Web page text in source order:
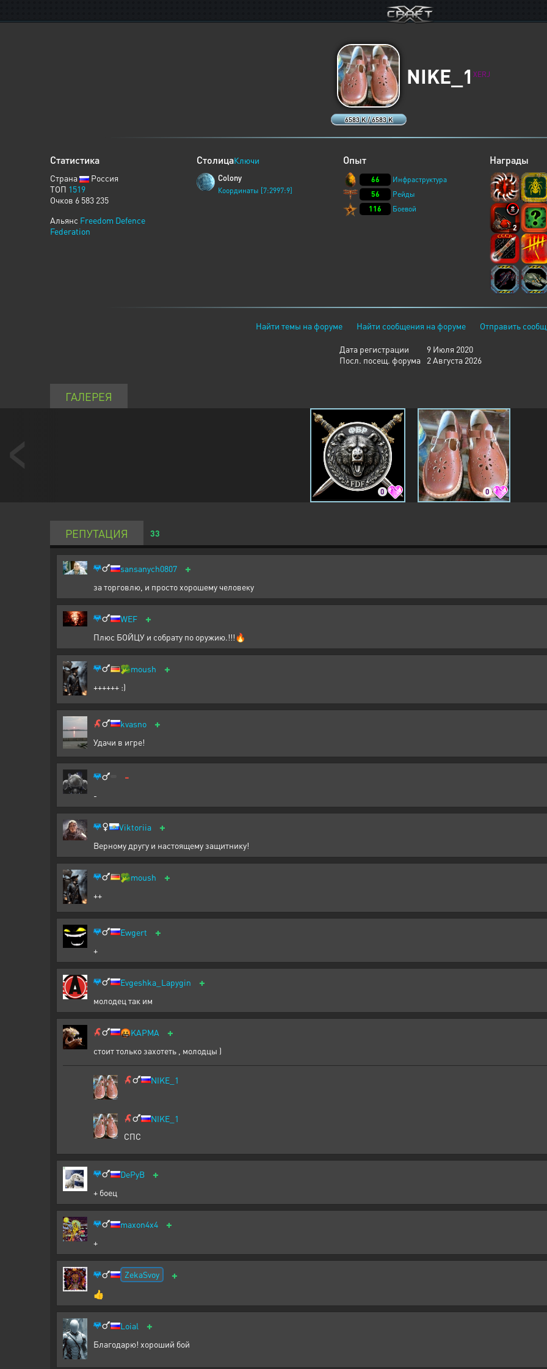
6583 K / 6583 K
NIKE_1 XERJ
Статистика
Страна
Россия
ТОП 1519
Очков 6 583 235
Альянс Freedom Defence
Federation
СтолицаКлючи
Colony
Координаты [7:2997:9]
Опыт
66
Инфраструктура
56
Рейды
116
Боевой
Награды
2
Найти темы на форуме Найти сообщения на форуме Отправить
Дата регистрации
9 Июля 2020
Посл. посещ. форума
2 Августа 2026
ГАЛЕРЕЯ
0 0
РЕПУТАЦИЯ 33
sansanych0807 +
за торговлю, и просто хорошему человеку
WEF +
Плюс БОЙЦУ и собрату по оружию.!!!🔥
🥦moush +
++++++ :)
kvasno +
Удачи в игре!
-
-
Viktoriia +
Верному другу и настоящему защитнику!
🥦moush +
++
Ewgert +
+
Evgeshka_Lapygin +
молодец так им
🤬KAPMA +
стоит только захотеть , молодцы )
NIKE_1
NIKE_1
СПС
DePyB +
+ боец
maxon4x4 +
+
ZekaSvoy +
👍
Loial +
Благодарю! хороший бой